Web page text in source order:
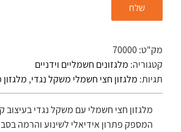
מק"ט:70000
קטגוריה: מלגזונים חשמליים וידניים
תגיות: מלגזון חצי חשמלי משקל נגדי,
מלגזון חצי חשמלי עם משקל נגדי בעיצוב
המספק פתרון אידיאלי לשינוע והרמה